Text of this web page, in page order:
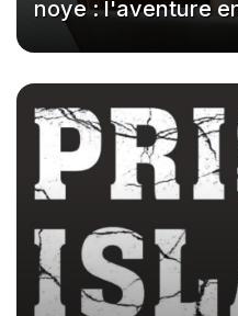
noye : l'aventure